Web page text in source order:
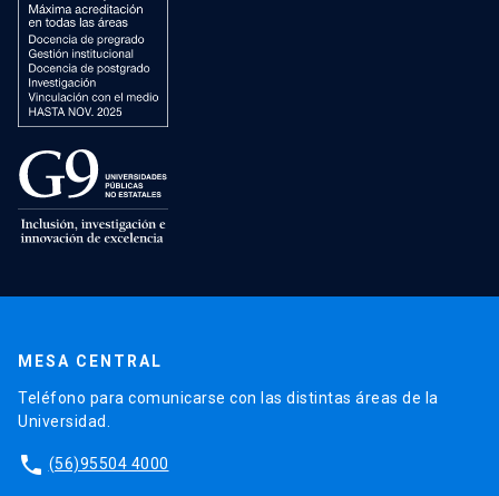
MESA CENTRAL
Teléfono para comunicarse con las distintas áreas de la
Universidad.
phone (56)95504 4000